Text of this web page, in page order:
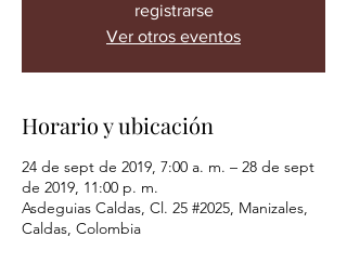
registrarse
Ver otros eventos
Horario y ubicación
24 de sept de 2019, 7:00 a. m. – 28 de sept
de 2019, 11:00 p. m.
Asdeguias Caldas, Cl. 25 #2025, Manizales,
Caldas, Colombia